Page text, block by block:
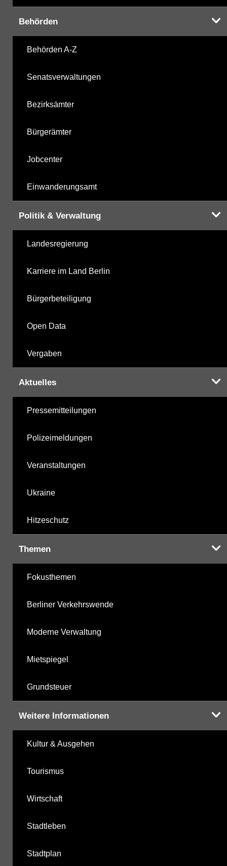
Behörden
Behörden A-Z
Senatsverwaltungen
Bezirksämter
Bürgerämter
Jobcenter
Einwanderungsamt
Politik & Verwaltung
Landesregierung
Karriere im Land Berlin
Bürgerbeteiligung
Open Data
Vergaben
Aktuelles
Pressemitteilungen
Polizeimeldungen
Veranstaltungen
Ukraine
Hitzeschutz
Themen
Fokusthemen
Berliner Verkehrswende
Moderne Verwaltung
Mietspiegel
Grundsteuer
Weitere Informationen
Kultur & Ausgehen
Tourismus
Wirtschaft
Stadtleben
Stadtplan